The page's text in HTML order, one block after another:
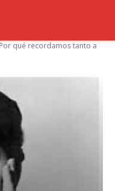
qué recordamos tanto a